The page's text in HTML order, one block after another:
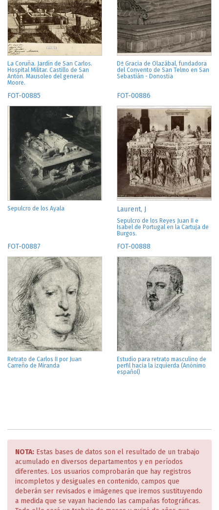
La Coruña. Jardín de San Carlos.
Hospital Militar. Castillo de San
Antón. Mausoleo del general
Moore.
Dª Gracia de Olazábal, fundadora
del Convento de San Telmo en San
Sebastián - Donostia
FOT-00885
Sepulcro de los Ayala
FOT-00886
Laurent, J
Sepulcro de los Reyes Juan II e
Isabel de Portugal en la Cartuja de
Burgos.
FOT-00887
Retrato de Carlos II por Juan
Carreño de Miranda
FOT-00888
Estudio para retrato masculino de
perfil hacia la izquierda (Anónimo
español)
NOTA: Estas bases de datos son el resultado de un trabajo
acumulado en diversos departamentos y en períodos
diferentes. Los usuarios comprobarán que hay registros
incompletos y desiguales en contenido, campos que
deberán ser revisados e imágenes que iremos sustituyendo
a medida que se vayan haciendo las campañas fotográficas.